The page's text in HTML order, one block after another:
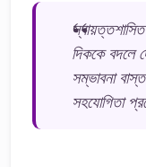
দিককে বদলে
সম্ভাবনা
সহযোগিতা